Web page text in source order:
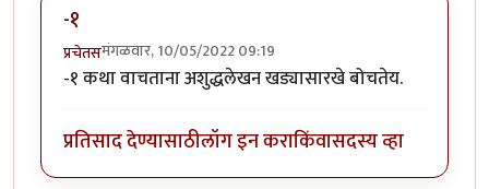
-१
प्रचेतसमंगळवार, 10/05/2022 09:19
-१ कथा वाचताना अशुद्धलेखन खड्यासारखे बोचतेय.
प्रतिसाद देण्यासाठीलॉग इन कराकिंवासदस्य व्हा